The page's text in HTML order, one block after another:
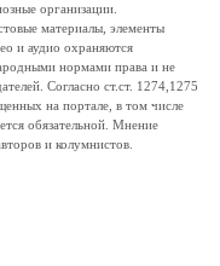
организации.
материалы, элементы
и аудио охраняются
нормами права и не
Согласно ст.ст. 1274,1275
на портале, в том числе
обязательной. Мнение
и колумнистов.